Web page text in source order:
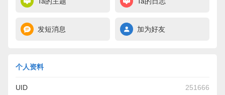
发短消息 加为好友
个人资料
UID 251666